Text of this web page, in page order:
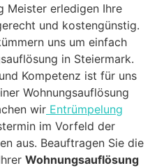
Meister erledigen Ihre
und kostengünstig.
uns um einfach
in Steiermark.
Kompetenz ist für uns
Wohnungsauflösung
wir Entrümpelung
im Vorfeld der
aus. Beauftragen Sie die
Wohnungsauflösung